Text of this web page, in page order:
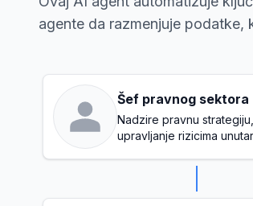
agente da razmenjuje podatke,
Šef pravnog sektora
Nadzire pravnu
upravljanje rizicima